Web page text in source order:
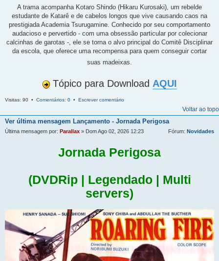
A trama acompanha Kotaro Shindo (Hikaru Kurosaki), um rebelde
estudante de Katarê e de cabelos longos que vive causando caos na
prestigiada Academia Tsurugamine. Conhecido por seu comportamento
audacioso e pervertido - com uma obsessão particular por colecionar
calcinhas de garotas -, ele se torna o alvo principal do Comitê Disciplinar
da escola, que oferece uma recompensa para quem conseguir cortar
suas madeixas.
Tópico para Download AQUI
Visitas: 90 • Comentários: 0 • Escrever comentário
Voltar ao topo
Ver última mensagem Lançamento - Jornada Perigosa
Última mensagem por: Parallax » Dom Ago 02, 2026 12:23 Fórum: Novidades
Jornada Perigosa
(DVDRip | Legendado | Multi
servers)